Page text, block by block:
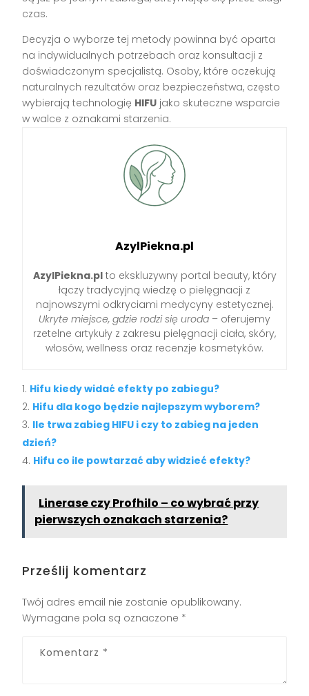
czas.
Decyzja o wyborze tej metody powinna być oparta
na indywidualnych potrzebach oraz konsultacji z
doświadczonym specjalistą. Osoby, które oczekują
naturalnych rezultatów oraz bezpieczeństwa, często
wybierają technologię HIFU jako skuteczne wsparcie
w walce z oznakami starzenia.
AzylPiekna.pl
AzylPiekna.plto ekskluzywny portal beauty, który
łączy tradycyjną wiedzę o pielęgnacji z
najnowszymi odkryciami medycyny estetycznej.
Ukryte miejsce, gdzie rodzi się uroda – oferujemy
rzetelne artykuły z zakresu pielęgnacji ciała, skóry,
włosów, wellness oraz recenzje kosmetyków.
Hifu kiedy widać efekty po zabiegu?
Hifu dla kogo będzie najlepszym wyborem?
Ile trwa zabieg HIFU i czy to zabieg na jeden
dzień?
Hifu co ile powtarzać aby widzieć efekty?
Linerase czy Profhilo – co wybrać przy
pierwszych oznakach starzenia?
Prześlij komentarz
Twój adres email nie zostanie opublikowany.
Wymagane pola są oznaczone *